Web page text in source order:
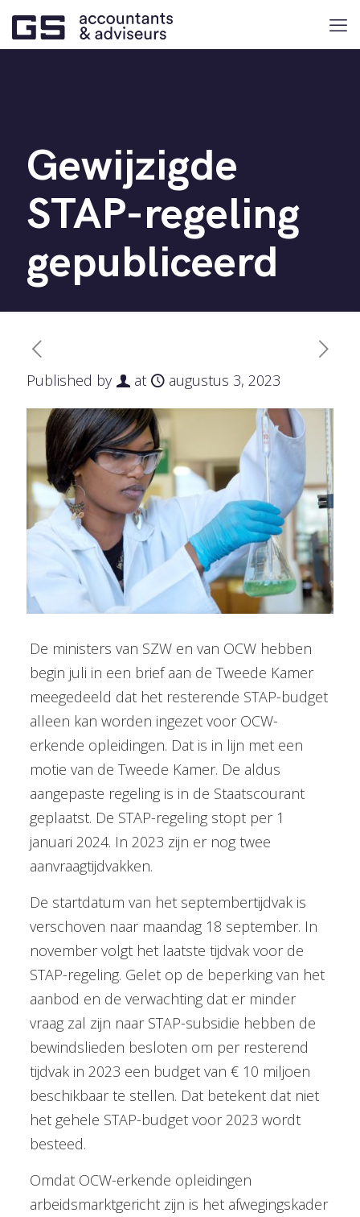
Gewijzigde
STAP-regeling
gepubliceerd
Published by at augustus 3, 2023
De ministers van SZW en van OCW hebben
begin juli in een brief aan de Tweede Kamer
meegedeeld dat het resterende STAP-budget
alleen kan worden ingezet voor OCW-
erkende opleidingen. Dat is in lijn met een
motie van de Tweede Kamer. De aldus
aangepaste regeling is in de Staatscourant
geplaatst. De STAP-regeling stopt per 1
januari 2024. In 2023 zijn er nog twee
aanvraagtijdvakken.
De startdatum van het septembertijdvak is
verschoven naar maandag 18 september. In
november volgt het laatste tijdvak voor de
STAP-regeling. Gelet op de beperking van het
aanbod en de verwachting dat er minder
vraag zal zijn naar STAP-subsidie hebben de
bewindslieden besloten om per resterend
tijdvak in 2023 een budget van € 10 miljoen
beschikbaar te stellen. Dat betekent dat niet
het gehele STAP-budget voor 2023 wordt
besteed.
Omdat OCW-erkende opleidingen
arbeidsmarktgericht zijn is het afwegingskader